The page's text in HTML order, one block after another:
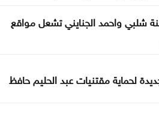
شلبي واحمد الجنايني تشعل مواقع
لحماية مقتنيات عبد الحليم حافظ